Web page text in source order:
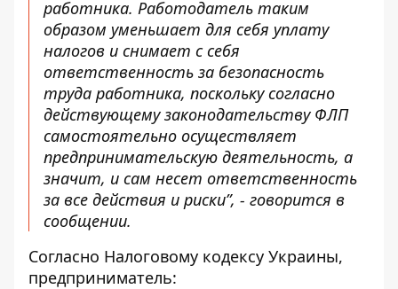
работника. Работодатель таким
образом уменьшает для себя уплату
налогов и снимает с себя
ответственность за безопасность
труда работника, поскольку согласно
действующему законодательству ФЛП
самостоятельно осуществляет
предпринимательскую деятельность, а
значит, и сам несет ответственность
за все действия и риски”, - говорится в
сообщении.
Согласно Налоговому кодексу Украины,
предприниматель: